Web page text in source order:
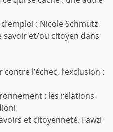
: Nicole Schmutz
savoir et/ou citoyen dans
l’échec, l’exclusion :
: les relations
et citoyenneté. Fawzi